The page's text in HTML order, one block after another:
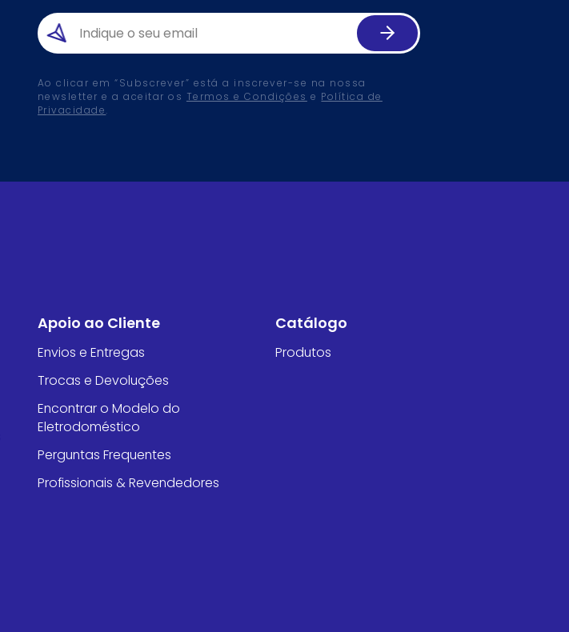
Ao clicar em “Subscrever” está a inscrever-se na nossa
newsletter e a aceitar os Termos e Condições e Política de
Privacidade.
Apoio ao Cliente
Envios e Entregas
Trocas e Devoluções
Encontrar o Modelo do
Eletrodoméstico
Perguntas Frequentes
Profissionais & Revendedores
Catálogo
Produtos